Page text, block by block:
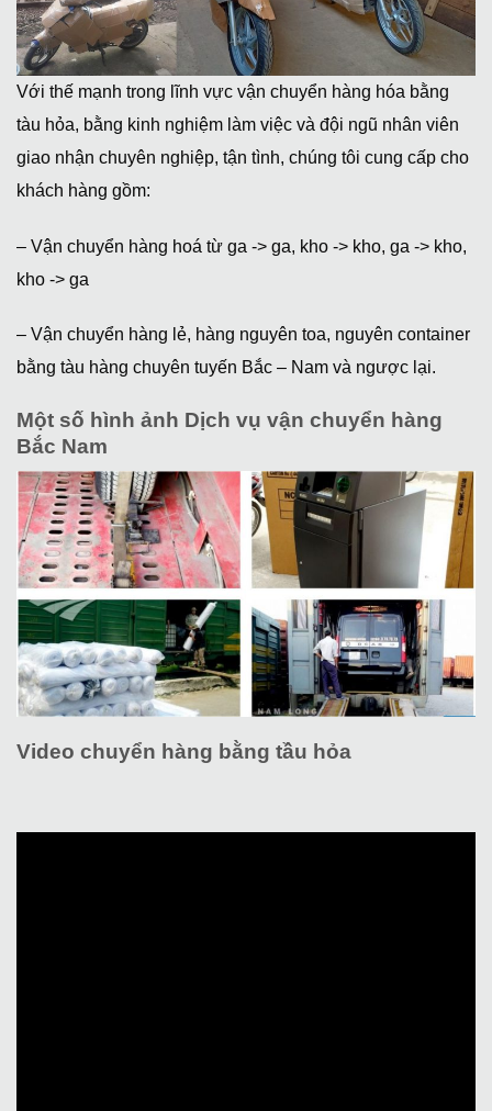
Với thế mạnh trong lĩnh vực vận chuyển hàng hóa bằng
tàu hỏa, bằng kinh nghiệm làm việc và đội ngũ nhân viên
giao nhận chuyên nghiệp, tận tình, chúng tôi cung cấp cho
khách hàng gồm:
– Vận chuyển hàng hoá từ ga -> ga, kho -> kho, ga -> kho,
kho -> ga
– Vận chuyển hàng lẻ, hàng nguyên toa, nguyên container
bằng tàu hàng chuyên tuyến Bắc – Nam và ngược lại.
Một số hình ảnh Dịch vụ vận chuyển hàng
Bắc Nam
Video chuyển hàng bằng tầu hỏa